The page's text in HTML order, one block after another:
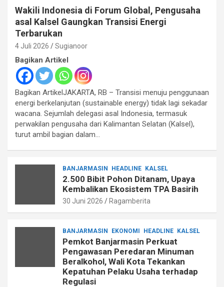
Wakili Indonesia di Forum Global, Pengusaha
asal Kalsel Gaungkan Transisi Energi
Terbarukan
4 Juli 2026 Sugianoor
Bagikan Artikel
Bagikan ArtikelJAKARTA, RB – Transisi menuju penggunaan
energi berkelanjutan (sustainable energy) tidak lagi sekadar
wacana. Sejumlah delegasi asal Indonesia, termasuk
perwakilan pengusaha dari Kalimantan Selatan (Kalsel),
turut ambil bagian dalam…
BANJARMASIN HEADLINE KALSEL
2.500 Bibit Pohon Ditanam, Upaya
Kembalikan Ekosistem TPA Basirih
30 Juni 2026 Ragamberita
BANJARMASIN EKONOMI HEADLINE KALSEL
Pemkot Banjarmasin Perkuat
Pengawasan Peredaran Minuman
Beralkohol, Wali Kota Tekankan
Kepatuhan Pelaku Usaha terhadap
Regulasi